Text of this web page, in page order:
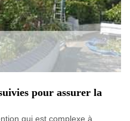
pour assurer la
qui est complexe à